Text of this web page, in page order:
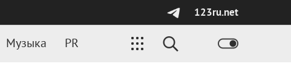
123ru.net
Музыка PR